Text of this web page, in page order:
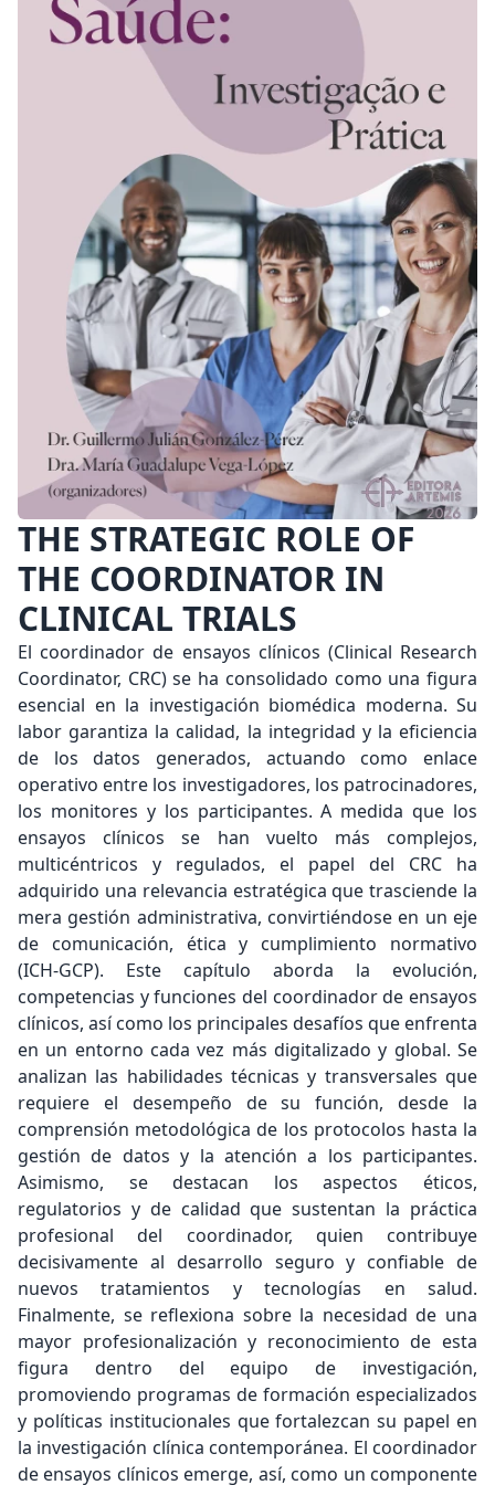
THE STRATEGIC ROLE OF
THE COORDINATOR IN
CLINICAL TRIALS
El coordinador de ensayos clínicos (Clinical Research
Coordinator, CRC) se ha consolidado como una figura
esencial en la investigación biomédica moderna. Su
labor garantiza la calidad, la integridad y la eficiencia
de los datos generados, actuando como enlace
operativo entre los investigadores, los patrocinadores,
los monitores y los participantes. A medida que los
ensayos clínicos se han vuelto más complejos,
multicéntricos y regulados, el papel del CRC ha
adquirido una relevancia estratégica que trasciende la
mera gestión administrativa, convirtiéndose en un eje
de comunicación, ética y cumplimiento normativo
(ICH-GCP). Este capítulo aborda la evolución,
competencias y funciones del coordinador de ensayos
clínicos, así como los principales desafíos que enfrenta
en un entorno cada vez más digitalizado y global. Se
analizan las habilidades técnicas y transversales que
requiere el desempeño de su función, desde la
comprensión metodológica de los protocolos hasta la
gestión de datos y la atención a los participantes.
Asimismo, se destacan los aspectos éticos,
regulatorios y de calidad que sustentan la práctica
profesional del coordinador, quien contribuye
decisivamente al desarrollo seguro y confiable de
nuevos tratamientos y tecnologías en salud.
Finalmente, se reflexiona sobre la necesidad de una
mayor profesionalización y reconocimiento de esta
figura dentro del equipo de investigación,
promoviendo programas de formación especializados
y políticas institucionales que fortalezcan su papel en
la investigación clínica contemporánea. El coordinador
de ensayos clínicos emerge, así, como un componente
CHAMADAS ABERTAS
SUBMISSÃO